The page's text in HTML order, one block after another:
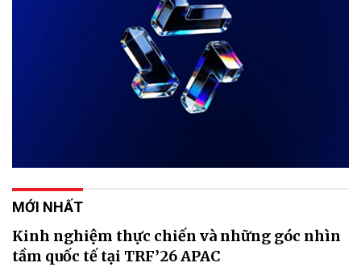
MỚI NHẤT
Kinh nghiệm thực chiến và những góc nhìn
tầm quốc tế tại TRF’26 APAC